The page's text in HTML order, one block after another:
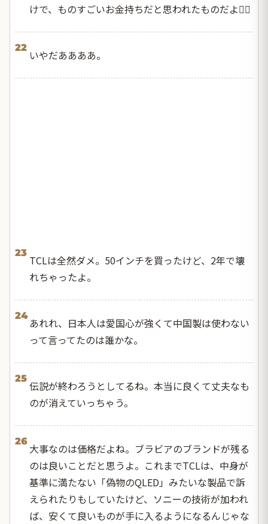
けで、ものすごいお金持ちだと思われたものだよ👍🏼
22
いやだああああ。
23
TCLは全然ダメ。50インチを買ったけど、2年で壊
れちゃったよ。
24
あれれ、日本人は愛国心が強くて中国製は使わない
って言ってたのは誰かな。
25
伝説が終わろうとしてるね。本当に良くて丈夫なも
のが消えていっちゃう。
26
大事なのは価格だよね。ブラビアのブランドが残る
のは良いことだと思うよ。これまでTCLは、中身が
基準に満たない「偽物のQLED」みたいな製品で訴
えられたりもしていたけど、ソニーの技術が加われ
ば、安くて良いものが手に入るようになるんじゃな